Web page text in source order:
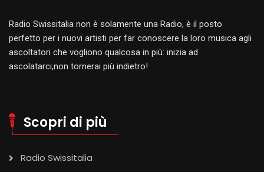
Radio Swissitalia non è solamente una Radio, è il posto
perfetto per i nuovi artisti per far conoscere la loro musica agli
ascoltatori che vogliono qualcosa in più: inizia ad
ascolatarci,non tornerai più indietro!
Scopri di più
Radio Swissitalia